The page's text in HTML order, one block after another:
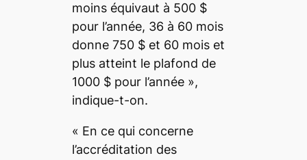
moins équivaut à 500 $
pour l’année, 36 à 60 mois
donne 750 $ et 60 mois et
plus atteint le plafond de
1000 $ pour l’année »,
indique-t-on.
« En ce qui concerne
l’accréditation des